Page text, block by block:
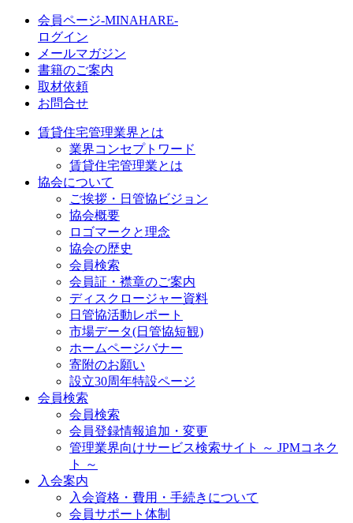
会員ページ-MINAHARE-
ログイン
メールマガジン
書籍のご案内
取材依頼
お問合せ
賃貸住宅管理業界とは
業界コンセプトワード
賃貸住宅管理業とは
協会について
ご挨拶・日管協ビジョン
協会概要
ロゴマークと理念
協会の歴史
会員検索
会員証・襟章のご案内
ディスクロージャー資料
日管協活動レポート
市場データ(日管協短観)
ホームページバナー
寄附のお願い
設立30周年特設ページ
会員検索
会員検索
会員登録情報追加・変更
管理業界向けサービス検索サイト ～ JPMコネク
ト ～
入会案内
入会資格・費用・手続きについて
会員サポート体制